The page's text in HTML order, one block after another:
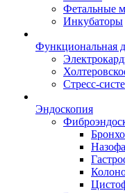
Фетальные
Инкубаторы
Функциональная
Стресс-
Эндоскопия